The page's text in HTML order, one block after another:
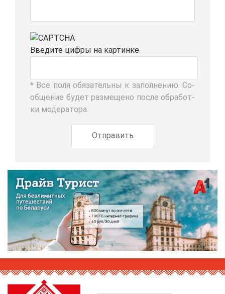
Вве­ди­те циф­ры на кар­тин­ке
* Все по­ля обя­за­тель­ны к за­пол­не­нию. Со­
об­ще­ние бу­дет раз­ме­ще­но по­сле об­ра­бот­
ки мо­де­ра­то­ра.